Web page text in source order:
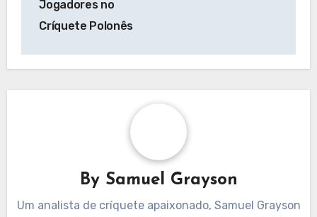
Jogadores no
Críquete Polonês
By Samuel Grayson
Um analista de críquete apaixonado, Samuel Grayson